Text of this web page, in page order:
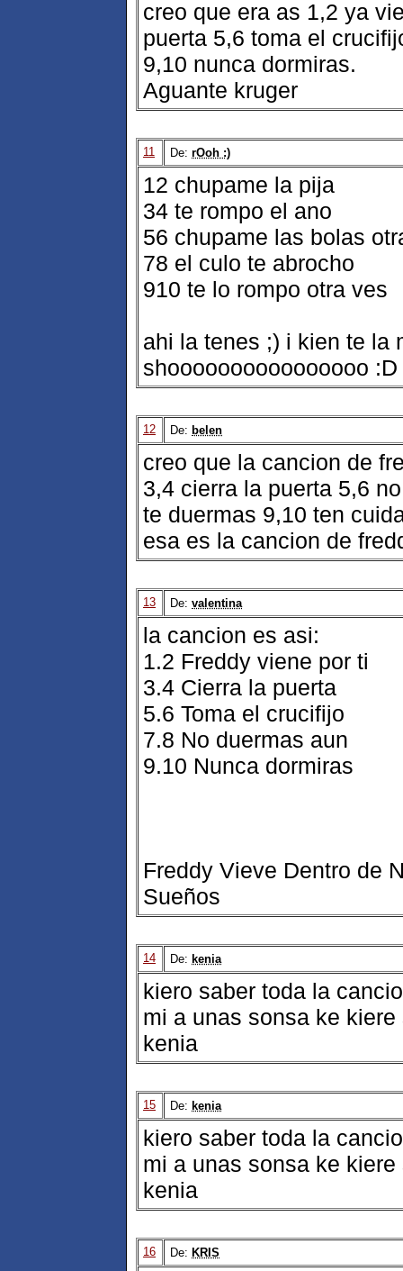
creo que era as 1,2 ya
puerta 5,6 toma el
9,10 nunca dormiras.
Aguante kruger
11 De: rOoh :)
12 chupame la pija
34 te rompo el ano
56 chupame las bolas
78 el culo te abrocho
910 te lo rompo otra ves
ahi la tenes ;) i kien te la
shoooooooooooooooo :D
12 De: belen
creo que la cancion de
3,4 cierra la puerta 5,6
te duermas 9,10 ten
esa es la cancion de
13 De: valentina
la cancion es asi:
1.2 Freddy viene por ti
3.4 Cierra la puerta
5.6 Toma el crucifijo
7.8 No duermas aun
9.10 Nunca dormiras
Freddy Vieve Dentro de
Sueños
14 De: kenia
kiero saber toda la
mi a unas sonsa ke
kenia
15 De: kenia
kiero saber toda la
mi a unas sonsa ke
kenia
16 De: KRIS